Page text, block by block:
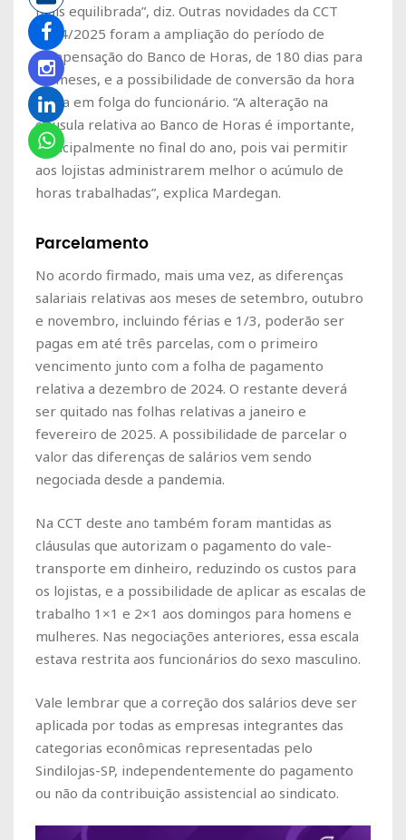
mais equilibrada”, diz. Outras novidades da CCT
2024/2025 foram a ampliação do período de
compensação do Banco de Horas, de 180 dias para
12 meses, e a possibilidade de conversão da hora
extra em folga do funcionário. “A alteração na
cláusula relativa ao Banco de Horas é importante,
principalmente no final do ano, pois vai permitir
aos lojistas administrarem melhor o acúmulo de
horas trabalhadas”, explica Mardegan.
Parcelamento
No acordo firmado, mais uma vez, as diferenças
salariais relativas aos meses de setembro, outubro
e novembro, incluindo férias e 1/3, poderão ser
pagas em até três parcelas, com o primeiro
vencimento junto com a folha de pagamento
relativa a dezembro de 2024. O restante deverá
ser quitado nas folhas relativas a janeiro e
fevereiro de 2025. A possibilidade de parcelar o
valor das diferenças de salários vem sendo
negociada desde a pandemia.
Na CCT deste ano também foram mantidas as
cláusulas que autorizam o pagamento do vale-
transporte em dinheiro, reduzindo os custos para
os lojistas, e a possibilidade de aplicar as escalas de
trabalho 1×1 e 2×1 aos domingos para homens e
mulheres. Nas negociações anteriores, essa escala
estava restrita aos funcionários do sexo masculino.
Vale lembrar que a correção dos salários deve ser
aplicada por todas as empresas integrantes das
categorias econômicas representadas pelo
Sindilojas-SP, independentemente do pagamento
ou não da contribuição assistencial ao sindicato.